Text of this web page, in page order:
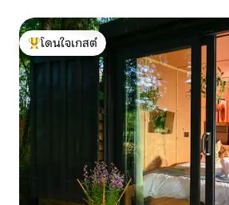
โดนใจเกสต์ที่สุด
โดนใจเกสต์